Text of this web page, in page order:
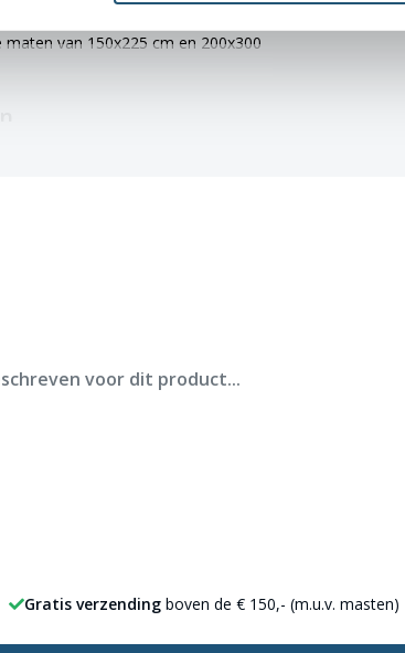
70x100 cm en 100x150 cm zijn
van 150x225 cm en 200x300
voor dit product...
Gratis verzending boven de € 150,- (m.u.v. masten)